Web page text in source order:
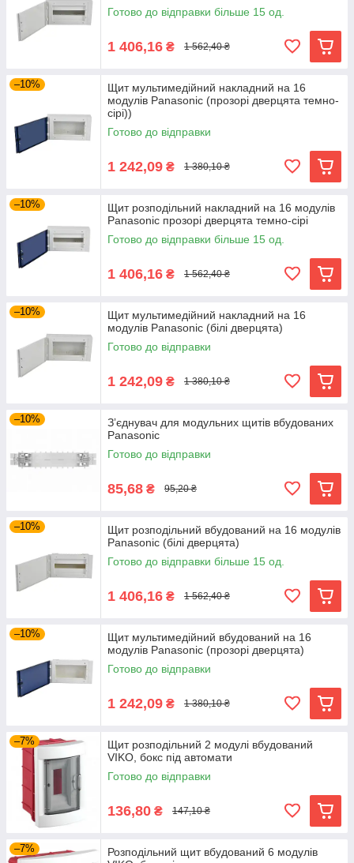
Готово до відправки більше 15 од.
1 406,16 ₴ 1 562,40 ₴
–10%
Щит мультимедійний накладний на 16
модулів Panasonic (прозорі дверцята темно-
сірі))
Готово до відправки
1 242,09 ₴ 1 380,10 ₴
–10%
Щит розподільний накладний на 16 модулів
Panasonic прозорі дверцята темно-сірі
Готово до відправки більше 15 од.
1 406,16 ₴ 1 562,40 ₴
–10%
Щит мультимедійний накладний на 16
модулів Panasonic (білі дверцята)
Готово до відправки
1 242,09 ₴ 1 380,10 ₴
–10%
Зʼєднувач для модульних щитів вбудованих
Panasonic
Готово до відправки
85,68 ₴ 95,20 ₴
–10%
Щит розподільний вбудований на 16 модулів
Panasonic (білі дверцята)
Готово до відправки більше 15 од.
1 406,16 ₴ 1 562,40 ₴
–10%
Щит мультимедійний вбудований на 16
модулів Panasonic (прозорі дверцята)
Готово до відправки
1 242,09 ₴ 1 380,10 ₴
–7%
Щит розподільний 2 модулі вбудований
VIKO, бокс під автомати
Готово до відправки
136,80 ₴ 147,10 ₴
–7%
Розподільний щит вбудований 6 модулів